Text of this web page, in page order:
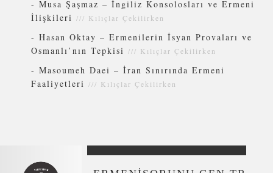
-Musa Şaşmaz – İngiliz Konsolosları ve Ermeni
İlişkileri /// Kılıçlar Çekilirken
-Hasan Oktay – Ermenilerin İsyan Provaları ve
Osmanlı’nın Tepkisi /// Kılıçlar Çekilirken
-Masoumeh Daei – İran Sınırında Ermeni
Faaliyetleri /// Kılıçlar Çekilirken